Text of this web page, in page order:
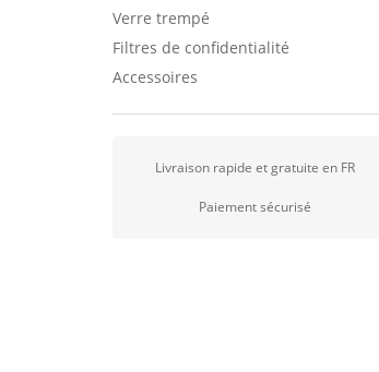
Verre trempé
Filtres de confidentialité
Accessoires
Livraison rapide et gratuite en FR
Paiement sécurisé